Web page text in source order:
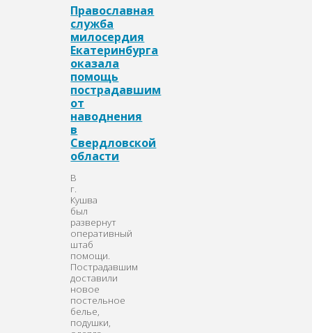
Православная
служба
милосердия
Екатеринбурга
оказала
помощь
пострадавшим
от
наводнения
в
Свердловской
области
В
г.
Кушва
был
развернут
оперативный
штаб
помощи.
Пострадавшим
доставили
новое
постельное
белье,
подушки,